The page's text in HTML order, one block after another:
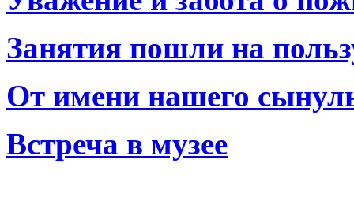
Занятия пошли на
От имени нашего
Встреча в музее